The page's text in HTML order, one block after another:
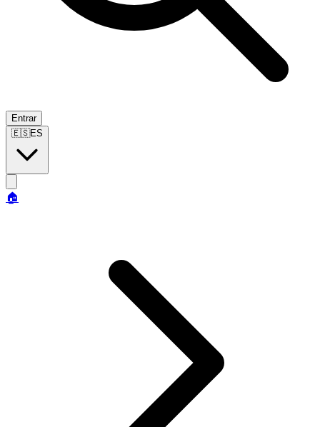
Entrar
🇪🇸ES
🏠